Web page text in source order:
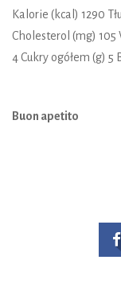
Kalorie (kcal) 1290
Cholesterol (mg) 105
4 Cukry ogółem (g) 5
Buon apetito